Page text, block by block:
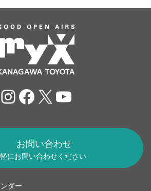
Instagram
Facebook
X YouTube
お問い合わせ
にお問い合わせください
ダー